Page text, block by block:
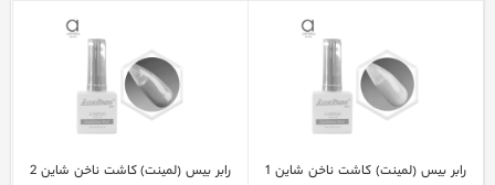
رابر بیس (لمینت) کاشت ناخن شاین 1
رابر بیس (لمینت) کاشت ناخن شاین 2